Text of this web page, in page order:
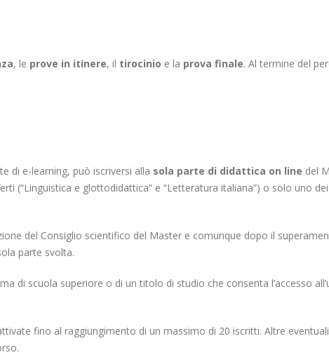
, le prove in itinere, il tirocinio e la prova finale. Al termine del
di e-learning, può iscriversi alla sola parte di didattica on line del
(“Linguistica e glottodidattica” e “Letteratura italiana”) o solo uno
del Consiglio scientifico del Master e comunque dopo il
parte svolta.
di scuola superiore o di un titolo di studio che consenta l’accesso
fino al raggiungimento di un massimo di 20 iscritti. Altre